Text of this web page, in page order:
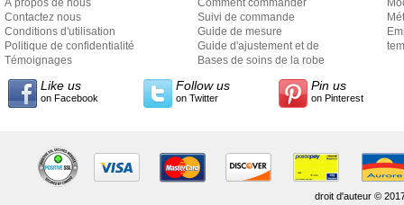
À propos de nous
Contactez nous
Conditions d'utilisation
Politique de confidentialité
Témoignages
Comment commander
Suivi de commande
Guide de mesure
Guide d'ajustement et de
style
Bases de soins de la robe
Like us
on Facebook
Follow us
on Twitter
Pin us
on Pinterest
droit d'auteur ©